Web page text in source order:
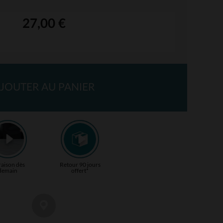
27,00 €
AU PANIER